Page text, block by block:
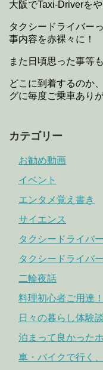
大阪でTaxi-Driverをや
タクシードライバー
事内容を赤裸々に！
また日頃思った事等
どこに到着するのか
グに毎度ご乗車あり
カテゴリー
お勧め動画
イベント
エンタメ覚え書き
サイエンス
タクシードライバ
タクシードライバ
二輪夜話
料理初心者ご用達
日々の暮らし体験談
泊まって良かった
車・バイクで行く